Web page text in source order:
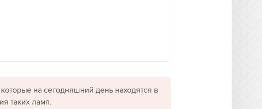
на сегодняшний день находятся в
таких ламп.